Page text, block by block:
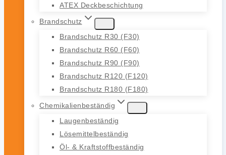
ATEX Deckbeschichtung
Brandschutz
Brandschutz R30 (F30)
Brandschutz R60 (F60)
Brandschutz R90 (F90)
Brandschutz R120 (F120)
Brandschutz R180 (F180)
Chemikalienbeständig
Laugenbeständig
Lösemittelbeständig
Öl- & Kraftstoffbeständig